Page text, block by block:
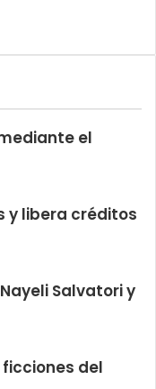
el
y libera créditos
Salvatori y
ficciones del